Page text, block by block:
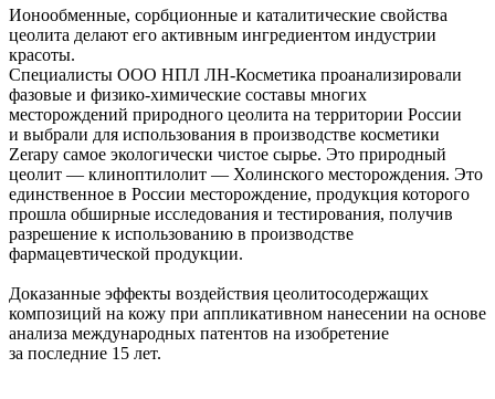
Ионообменные, сорбционные и каталитические свойства
цеолита делают его активным ингредиентом индустрии
красоты.
Специалисты ООО НПЛ ЛН-Косметика проанализировали
фазовые и физико-химические составы многих
месторождений природного цеолита на территории России
и выбрали для использования в производстве косметики
Zerapy самое экологически чистое сырье. Это природный
цеолит — клиноптилолит — Холинского месторождения. Это
единственное в России месторождение, продукция которого
прошла обширные исследования и тестирования, получив
разрешение к использованию в производстве
фармацевтической продукции.
Доказанные эффекты воздействия цеолитосодержащих
композиций на кожу при аппликативном нанесении на основе
анализа международных патентов на изобретение
за последние 15 лет.